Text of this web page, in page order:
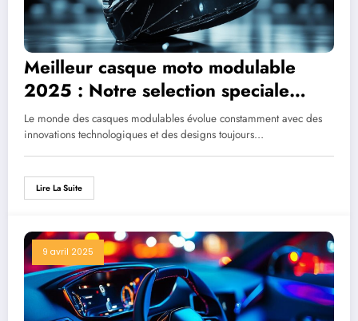
Meilleur casque moto modulable
2025 : Notre selection speciale
customisation
Le monde des casques modulables évolue constamment avec des
innovations technologiques et des designs toujours…
Lire La Suite
9 avril 2025